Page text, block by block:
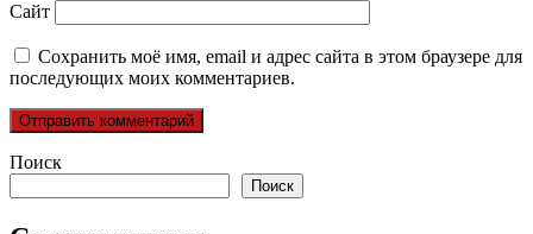
Сайт
Сохранить моё имя, email и адрес сайта в этом браузере для
последующих моих комментариев.
Поиск
Поиск